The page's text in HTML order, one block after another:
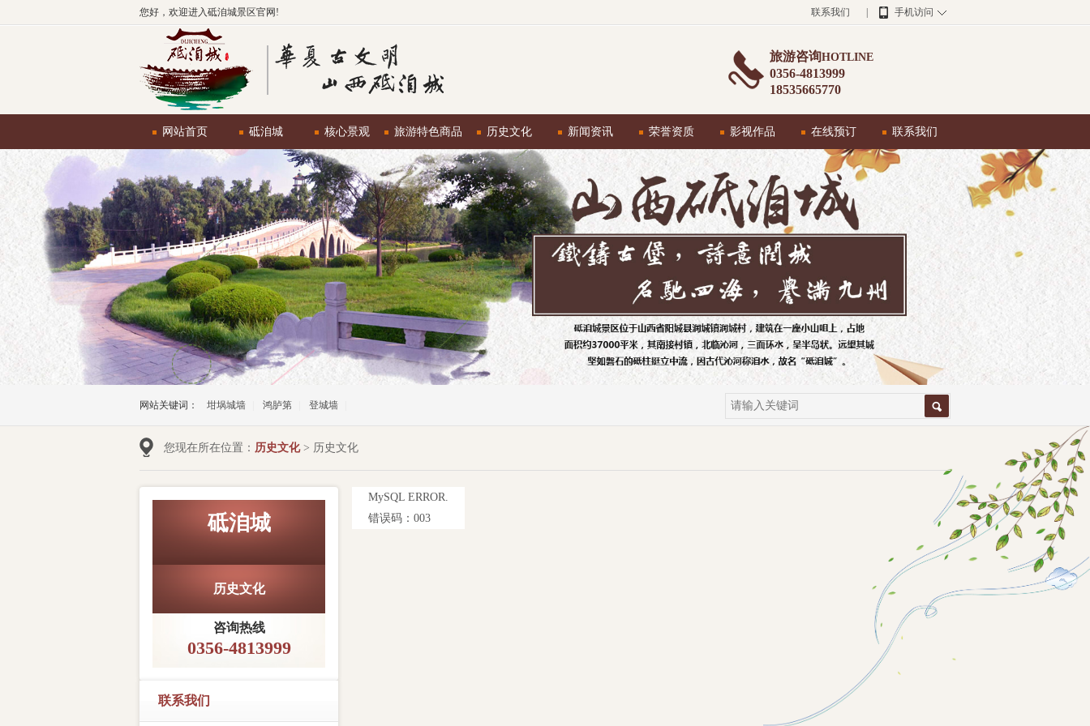
您好，欢迎进入砥洎城景区官网! 联系我们 手机访问
旅游咨询HOTLINE
0356-4813999
18535665770
网站首页 砥洎城 核心景观 旅游特色商品 历史文化 新闻资讯 荣誉资质 影视作品 在线预订 联系我们
网站关键词： 坩埚城墙 鸿胪第 登城墙
您现在所在位置： 历史文化> 历史文化
砥洎城
历史文化
咨询热线
0356-4813999
联系我们
MySQL ERROR.
错误码：003